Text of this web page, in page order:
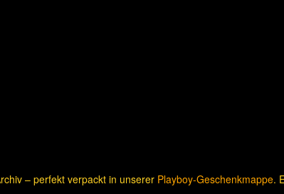
– perfekt verpackt in unserer Playboy-Geschenkmappe.